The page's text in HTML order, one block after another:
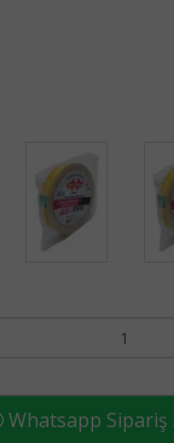
Whatsapp Sipariş